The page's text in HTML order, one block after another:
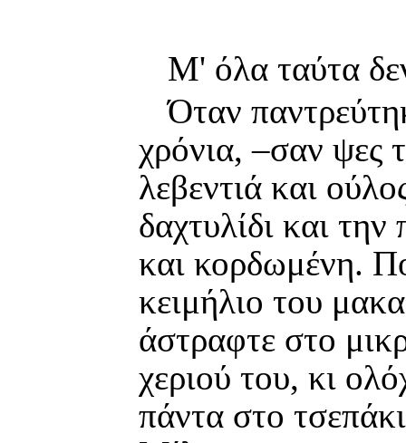
Μ' όλα ταύτα
Όταν
χρόνια, –σαν ψες
λεβεντιά και
δαχτυλίδι και
και κορδωμένη.
κειμήλιο του
άστραφτε στο
χεριού του, κι
πάντα στο